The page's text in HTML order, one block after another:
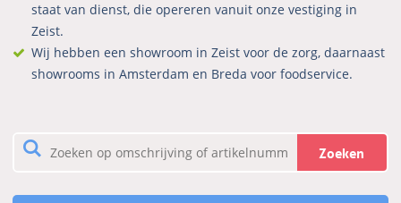
staat van dienst, die opereren vanuit onze vestiging in
Zeist.
Wij hebben een showroom in Zeist voor de zorg, daarnaast
showrooms in Amsterdam en Breda voor foodservice.
Zoeken